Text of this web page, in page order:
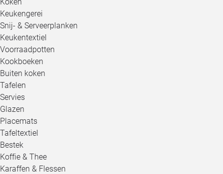
Keukengerei
Snij- & Serveerplanken
Keukentextiel
Voorraadpotten
Kookboeken
Buiten koken
Tafelen
Servies
Glazen
Placemats
Tafeltextiel
Bestek
Koffie & Thee
Karaffen & Flessen